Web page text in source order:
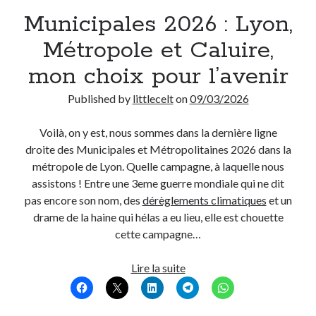
Derniers Commentaires
dans
JFdansC’était pas mieux avant… à Lyon
dansComment j’ai opéré ma vélorution toute personnelle
Renaud DucherdansComment j’ai opéré ma vélorution toute
personnelle
Commentaires récents
Entretien ménagerdans T’as vu quoi ? #52
C’était pas mieux avant… à Lyon
Comment j’ai opéré ma vélorution toute personnelle
Renaud Ducherdans
Comment j’ai opéré ma vélorution toute
Municipales 2026 : Lyon,
Métropole et Caluire,
mon choix pour l’avenir
Published by littlecelton09/03/2026
Voilà, on y est, nous sommes dans la dernière ligne
droite des Municipales et Métropolitaines 2026 dans la
métropole de Lyon. Quelle campagne, à laquelle nous
assistons ! Entre une 3eme guerre mondiale qui ne dit
pas encore son nom, des dérèglements climatiques et un
drame de la haine qui hélas a eu lieu, elle est chouette
cette campagne…
Lire la suiteMunicipales
2026
: